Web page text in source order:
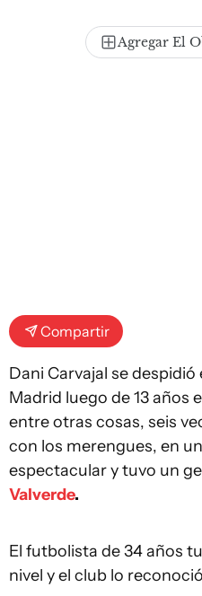
Agregar El
Compartir
Dani Carvajal se despidió
Madrid luego de 13 años
entre otras cosas, seis
con los merengues, en
espectacular y tuvo un
Valverde.
El futbolista de 34 años
nivel y el club lo